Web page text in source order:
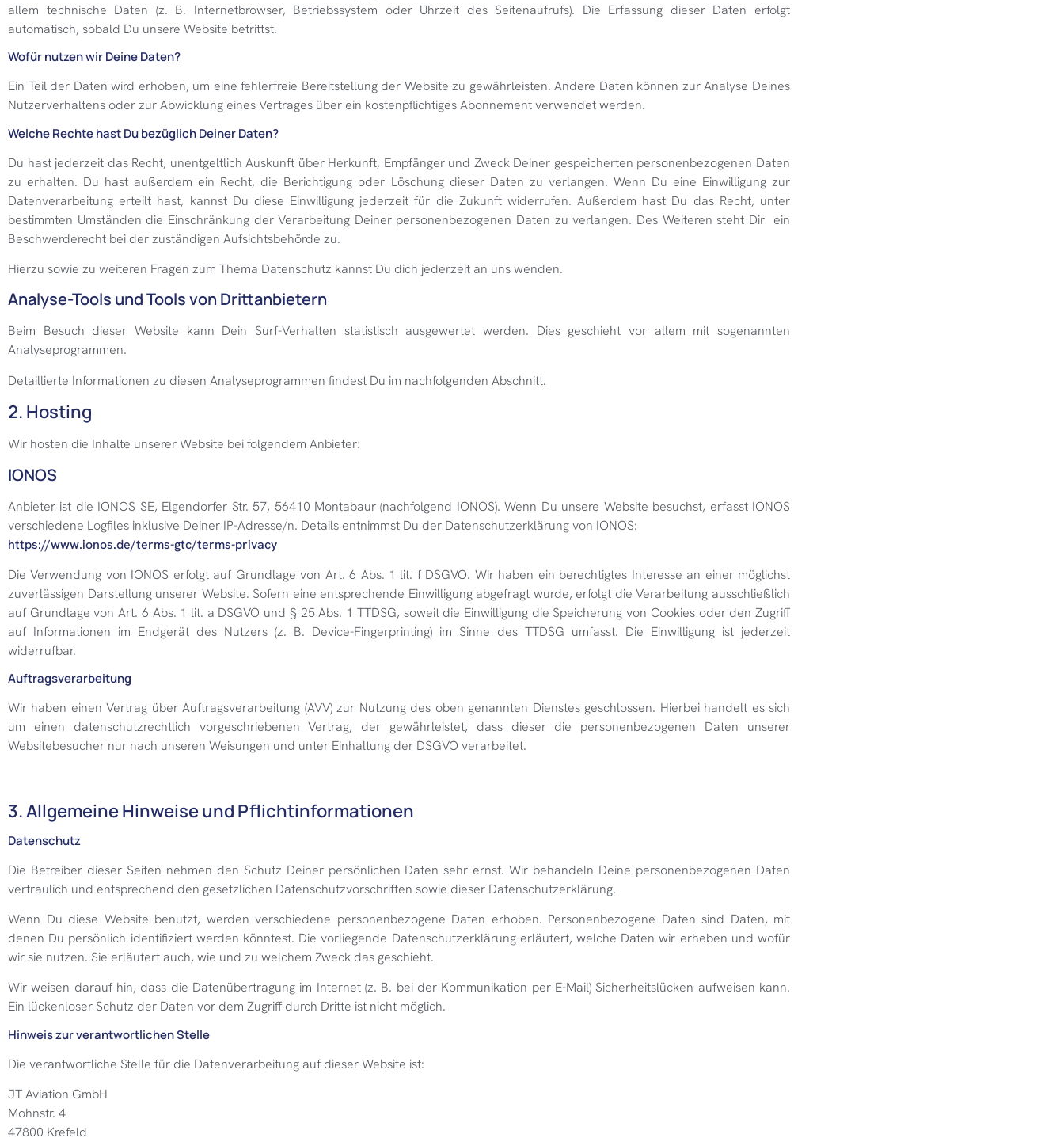
allem technische Daten (z. B. Internetbrowser, Betriebssystem oder Uhrzeit des Seitenaufrufs). Die Erfassung dieser Daten erfolgt
automatisch, sobald Du unsere Website betrittst.
Wofür nutzen wir Deine Daten?
Ein Teil der Daten wird erhoben, um eine fehlerfreie Bereitstellung der Website zu gewährleisten. Andere Daten können zur Analyse Deines
Nutzerverhaltens oder zur Abwicklung eines Vertrages über ein kostenpflichtiges Abonnement verwendet werden.
Welche Rechte hast Du bezüglich Deiner Daten?
Du hast jederzeit das Recht, unentgeltlich Auskunft über Herkunft, Empfänger und Zweck Deiner gespeicherten personenbezogenen Daten
zu erhalten. Du hast außerdem ein Recht, die Berichtigung oder Löschung dieser Daten zu verlangen. Wenn Du eine Einwilligung zur
Datenverarbeitung erteilt hast, kannst Du diese Einwilligung jederzeit für die Zukunft widerrufen. Außerdem hast Du das Recht, unter
bestimmten Umständen die Einschränkung der Verarbeitung Deiner personenbezogenen Daten zu verlangen. Des Weiteren steht Dir ein
Beschwerderecht bei der zuständigen Aufsichtsbehörde zu.
Hierzu sowie zu weiteren Fragen zum Thema Datenschutz kannst Du dich jederzeit an uns wenden.
Analyse-Tools und Tools von Drittanbietern
Beim Besuch dieser Website kann Dein Surf-Verhalten statistisch ausgewertet werden. Dies geschieht vor allem mit sogenannten
Analyseprogrammen.
Detaillierte Informationen zu diesen Analyseprogrammen findest Du im nachfolgenden Abschnitt.
2. Hosting
Wir hosten die Inhalte unserer Website bei folgendem Anbieter:
IONOS
Anbieter ist die IONOS SE, Elgendorfer Str. 57, 56410 Montabaur (nachfolgend IONOS). Wenn Du unsere Website besuchst, erfasst IONOS
verschiedene Logfiles inklusive Deiner IP-Adresse/n. Details entnimmst Du der Datenschutzerklärung von IONOS:
https://www.ionos.de/terms-gtc/terms-privacy
Die Verwendung von IONOS erfolgt auf Grundlage von Art. 6 Abs. 1 lit. f DSGVO. Wir haben ein berechtigtes Interesse an einer möglichst
zuverlässigen Darstellung unserer Website. Sofern eine entsprechende Einwilligung abgefragt wurde, erfolgt die Verarbeitung ausschließlich
auf Grundlage von Art. 6 Abs. 1 lit. a DSGVO und § 25 Abs. 1 TTDSG, soweit die Einwilligung die Speicherung von Cookies oder den Zugriff
auf Informationen im Endgerät des Nutzers (z. B. Device-Fingerprinting) im Sinne des TTDSG umfasst. Die Einwilligung ist jederzeit
widerrufbar.
Auftragsverarbeitung
Wir haben einen Vertrag über Auftragsverarbeitung (AVV) zur Nutzung des oben genannten Dienstes geschlossen. Hierbei handelt es sich
um einen datenschutzrechtlich vorgeschriebenen Vertrag, der gewährleistet, dass dieser die personenbezogenen Daten unserer
Websitebesucher nur nach unseren Weisungen und unter Einhaltung der DSGVO verarbeitet.
3. Allgemeine Hinweise und Pflichtinformationen
Datenschutz
Die Betreiber dieser Seiten nehmen den Schutz Deiner persönlichen Daten sehr ernst. Wir behandeln Deine personenbezogenen Daten
vertraulich und entsprechend den gesetzlichen Datenschutzvorschriften sowie dieser Datenschutzerklärung.
Wenn Du diese Website benutzt, werden verschiedene personenbezogene Daten erhoben. Personenbezogene Daten sind Daten, mit
denen Du persönlich identifiziert werden könntest. Die vorliegende Datenschutzerklärung erläutert, welche Daten wir erheben und wofür
wir sie nutzen. Sie erläutert auch, wie und zu welchem Zweck das geschieht.
Wir weisen darauf hin, dass die Datenübertragung im Internet (z. B. bei der Kommunikation per E-Mail) Sicherheitslücken aufweisen kann.
Ein lückenloser Schutz der Daten vor dem Zugriff durch Dritte ist nicht möglich.
Hinweis zur verantwortlichen Stelle
Die verantwortliche Stelle für die Datenverarbeitung auf dieser Website ist:
JT Aviation GmbH
Mohnstr. 4
47800 Krefeld